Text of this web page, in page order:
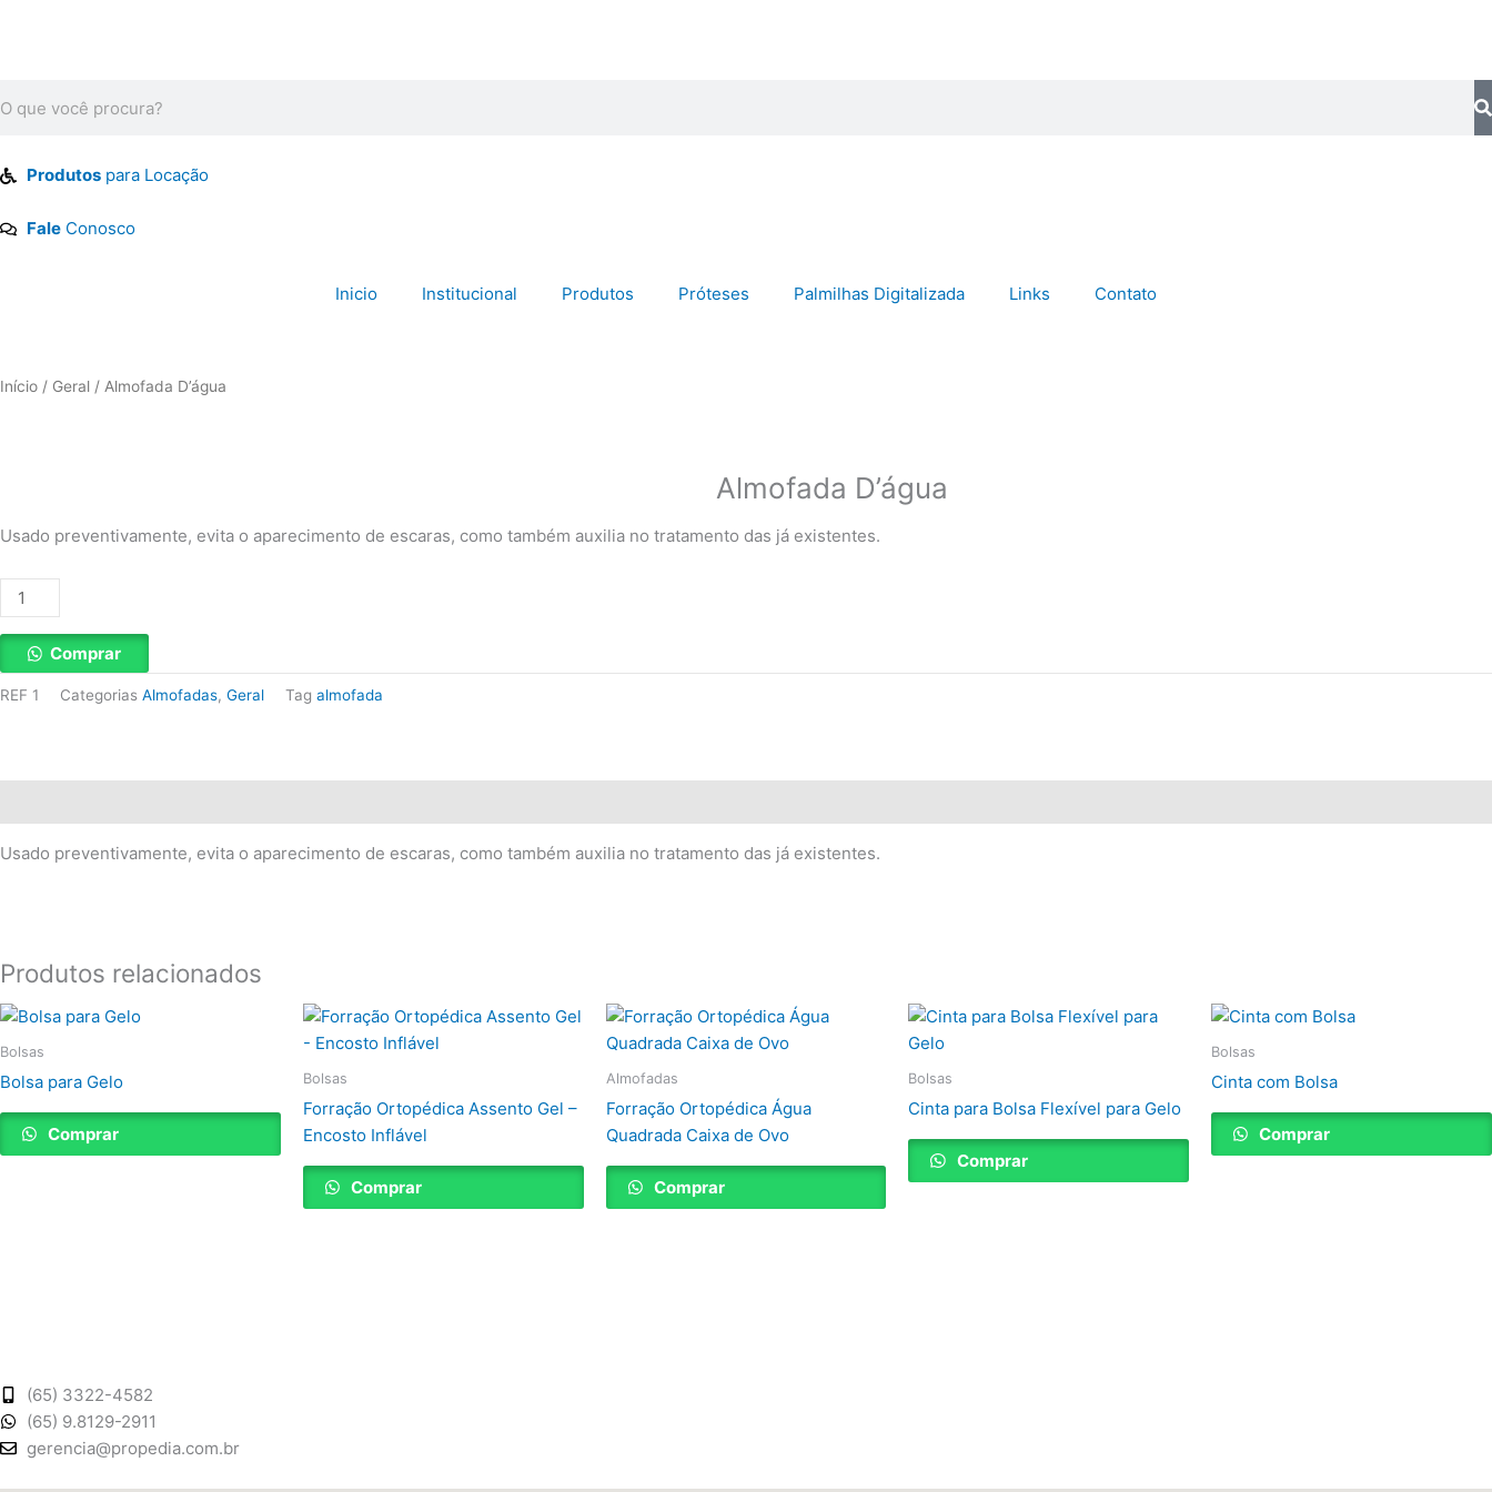
Produtospara Locação
FaleConosco
Inicio Institucional Produtos Próteses Palmilhas Digitalizada Links Contato
Início / Geral / Almofada D’água
Almofada D’água
Usado preventivamente, evita o aparecimento de escaras, como também auxilia no tratamento das já existentes.
Almofada
D'água
quantidadeComprar
REF 1 Categorias Almofadas, Geral Tag almofada
Usado preventivamente, evita o aparecimento de escaras, como também auxilia no tratamento das já existentes.
Produtos relacionados
Bolsas
Bolsa para Gelo
Comprar
Bolsas
Forração Ortopédica Assento Gel –
Encosto Inflável
Comprar
Almofadas
Forração Ortopédica Água
Quadrada Caixa de Ovo
Comprar
Bolsas
Cinta para Bolsa Flexível para Gelo
Comprar
Bolsas
Cinta com Bolsa
Comprar
(65) 3322-4582
(65) 9.8129-2911
gerencia@propedia.com.br